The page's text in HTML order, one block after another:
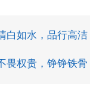
白如水，品行高洁
畏权贵，铮铮铁骨